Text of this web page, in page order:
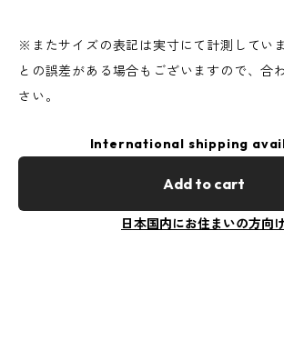
※またサイズの表記は実寸にて計測してい
との誤差がある場合もございますので、合
さい。
International shipping
Add to cart
日本国内にお住まいの方向